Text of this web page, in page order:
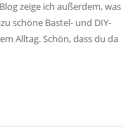
zeige ich außerdem, was
schöne Bastel- und DIY-
Alltag. Schön, dass du da